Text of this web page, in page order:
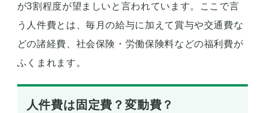
が3割程度が望ましいと言われています。ここで言
う人件費とは、毎月の給与に加えて賞与や交通費な
どの諸経費、社会保険・労働保険料などの福利費が
ふくまれます。
人件費は固定費？変動費？